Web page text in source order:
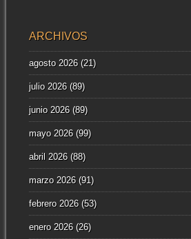
ARCHIVOS
agosto 2026(21)
julio 2026(89)
junio 2026(89)
mayo 2026(99)
abril 2026(88)
marzo 2026(91)
febrero 2026(53)
enero 2026(26)